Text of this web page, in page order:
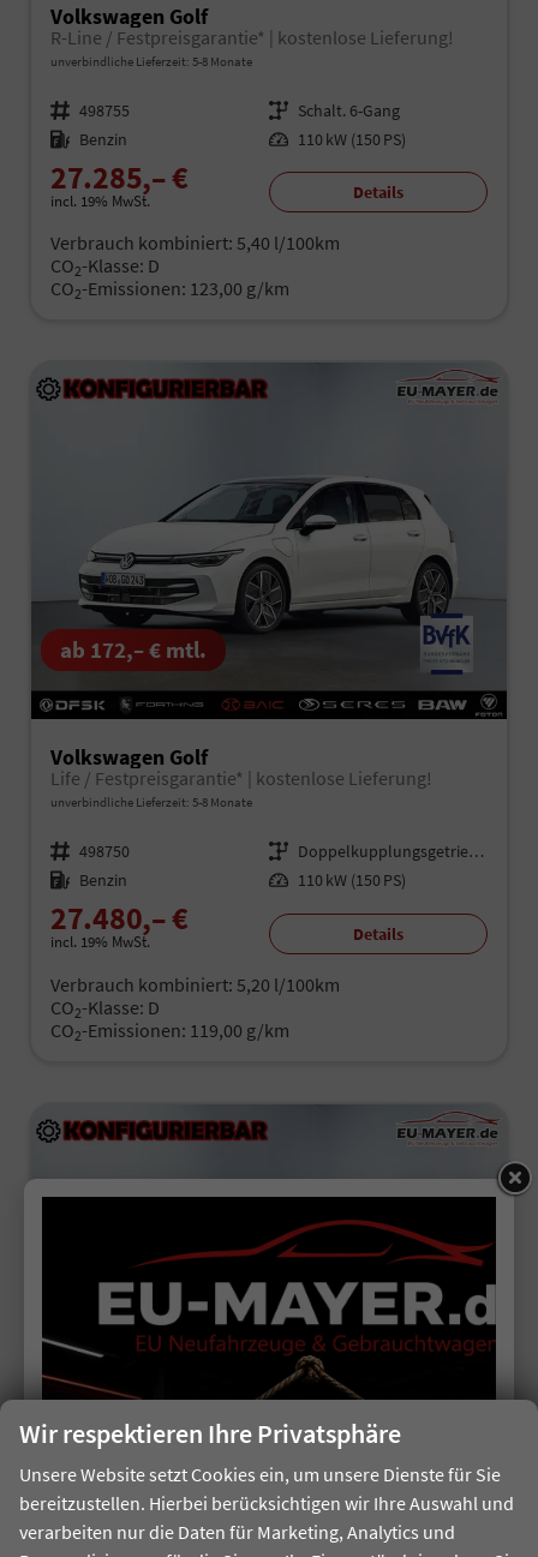
Volkswagen Golf
R-Line / Festpreisgarantie* | kostenlose Lieferung!
unverbindliche Lieferzeit: 5-8 Monate
Fahrzeugnr. 498755 Getriebe Schalt. 6-Gang
Kraftstoff Benzin Leistung 110 kW (150 PS)
27.285,– €
incl. 19% MwSt. Details
Verbrauch kombiniert: 5,40 l/100km
CO2-Klasse: D
CO2-Emissionen: 123,00 g/km
ab 172,– € mtl.
Volkswagen Golf
Life / Festpreisgarantie* | kostenlose Lieferung!
unverbindliche Lieferzeit: 5-8 Monate
Fahrzeugnr. 498750 Getriebe
Doppelkupplungsgetriebe (DSG)
Kraftstoff Benzin Leistung 110 kW (150 PS)
27.480,– €
incl. 19% MwSt. Details
Verbrauch kombiniert: 5,20 l/100km
CO2-Klasse: D
CO2-Emissionen: 119,00 g/km
ab 176,– € mtl.
Volkswagen Golf
unverbindliche Lieferzeit: 5-8 Monate
Wir respektieren Ihre Privatsphäre
Unsere Website setzt Cookies ein, um unsere Dienste für Sie
bereitzustellen. Hierbei berücksichtigen wir Ihre Auswahl und
verarbeiten nur die Daten für Marketing, Analytics und